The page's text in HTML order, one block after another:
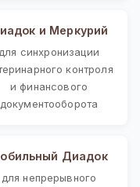
и Меркурий
для синхронизации
контроля
и финансового
документооборота
Диадок
для непрерывного